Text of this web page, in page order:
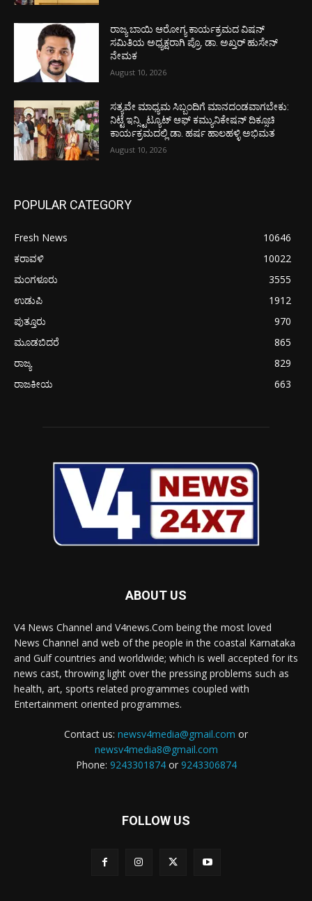
ರಾಜ್ಯ ಬಾಯಿ ಆರೋಗ್ಯ ಕಾರ್ಯಕ್ರಮದ ವಿಷನ್
ಸಮಿತಿಯ ಅಧ್ಯಕ್ಷರಾಗಿ ಪ್ರೊ. ಡಾ. ಅಖ್ತರ್ ಹುಸೇನ್
ನೇಮಕ
August 10, 2026
ಸತ್ಯವೇ ಮಾಧ್ಯಮ ಸಿಬ್ಬಂದಿಗೆ ಮಾನದಂಡವಾಗಬೇಕು:
ನಿಟ್ಟೆ ಇನ್ಸ್ಟಿಟ್ಯೂಟ್ ಆಫ್ ಕಮ್ಯುನಿಕೇಷನ್ ದಿಕ್ಸೂಚಿ
ಕಾರ್ಯಕ್ರಮದಲ್ಲಿ ಡಾ. ಹರ್ಷ ಹಾಲಹಳ್ಳಿ ಅಭಿಮತ
August 10, 2026
POPULAR CATEGORY
Fresh News
10646
ಕರಾವಳಿ
10022
ಮಂಗಳೂರು
3555
ಉಡುಪಿ
1912
ಪುತ್ತೂರು
970
ಮೂಡಬಿದರೆ
865
ರಾಜ್ಯ
829
ರಾಜಕೀಯ
663
ABOUT US
V4 News Channel and V4news.Com being the most loved
News Channel and web of the people in the coastal Karnataka
and Gulf countries and worldwide; which is well accepted for its
news cast, throwing light over the pressing problems such as
health, art, sports related programmes coupled with
Entertainment oriented programmes.
Contact us: newsv4media@gmail.com or
newsv4media8@gmail.com
Phone: 9243301874or 9243306874
FOLLOW US